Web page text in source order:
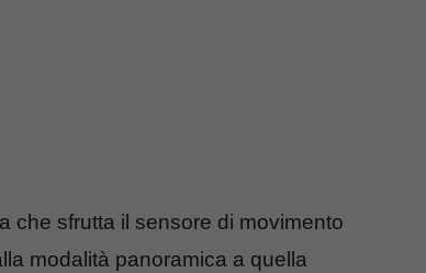
che sfrutta il sensore di movimento
modalità panoramica a quella